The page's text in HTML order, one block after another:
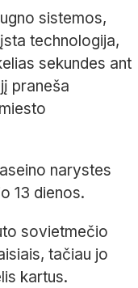
sistemos,
technologija,
sekundes ant
praneša
narystes
13 dienos.
sovietmečio
tačiau jo
kartus.